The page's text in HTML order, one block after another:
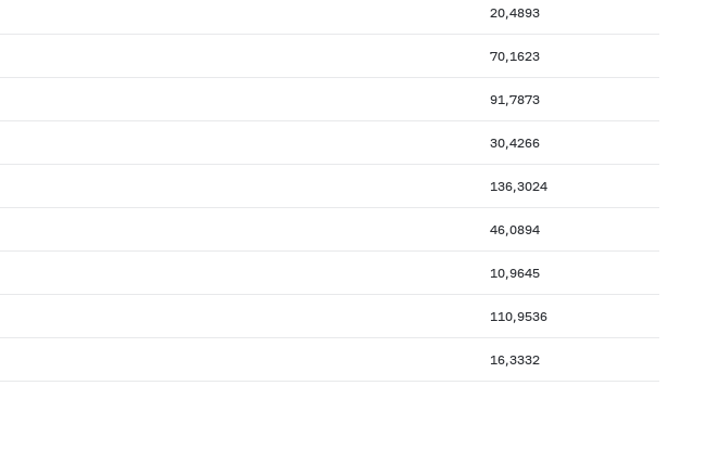
20,4893
70,1623
91,7873
30,4266
136,3024
46,0894
10,9645
110,9536
16,3332